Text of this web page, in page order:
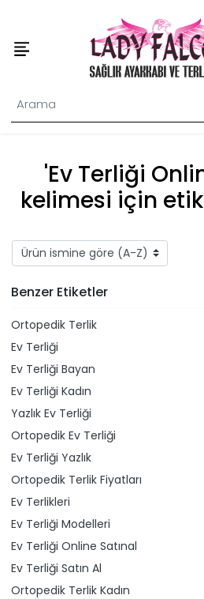
'Ev Terliği
kelimesi için
Benzer Etiketler
Ortopedik Terlik
Ev Terliği
Ev Terliği Bayan
Ev Terliği Kadın
Yazlık Ev Terliği
Ortopedik Ev Terliği
Ev Terliği Yazlık
Ortopedik Terlik Fiyatları
Ev Terlikleri
Ev Terliği Modelleri
Ev Terliği Online Satınal
Ev Terliği Satın Al
Ortopedik Terlik Kadın